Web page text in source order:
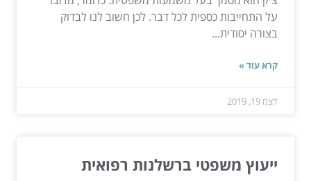
על התחייבות כספית לכל דבר. לכן חשוב לנו לבדוק
בצורה יסודית...
קרא עוד »
דצמ 19, 2019
ייעוץ משפטי ברשלנות רפואית